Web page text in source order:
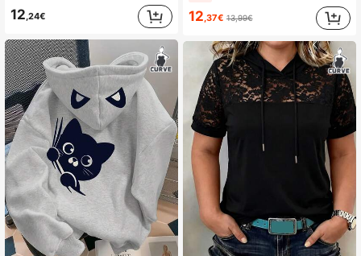
1M Follower
4,81 1M Follower
4,81 1M Follower
12 ,24€ 12 ,37€ 13,99€